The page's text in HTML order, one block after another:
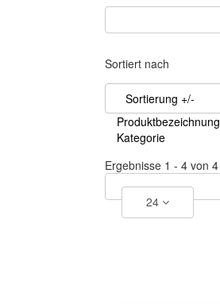
Sortiert nach
Sortierung +/-
Produktbezeichnung
Kategorie
Ergebnisse 1 - 4 von 4
24